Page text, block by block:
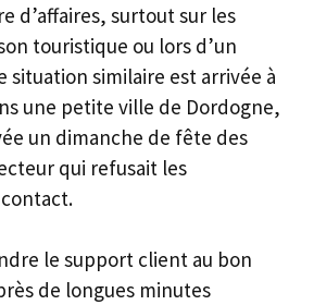
d’affaires, surtout sur les
touristique ou lors d’un
situation similaire est arrivée à
une petite ville de Dordogne,
un dimanche de fête des
qui refusait les
le support client au bon
de longues minutes